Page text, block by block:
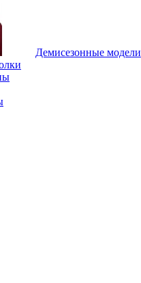
Демисезонные модели